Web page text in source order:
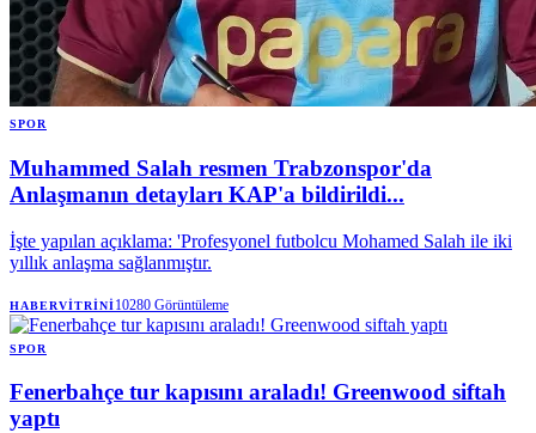
SPOR
Muhammed Salah resmen Trabzonspor'da
Anlaşmanın detayları KAP'a bildirildi...
İşte yapılan açıklama: 'Profesyonel futbolcu Mohamed Salah ile iki
yıllık anlaşma sağlanmıştır.
HABERVITRINI10280 Görüntüleme
SPOR
Fenerbahçe tur kapısını araladı! Greenwood siftah
yaptı